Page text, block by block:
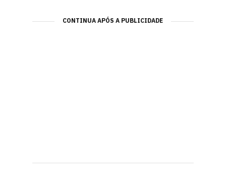
CONTINUA APÓS A PUBLICIDADE